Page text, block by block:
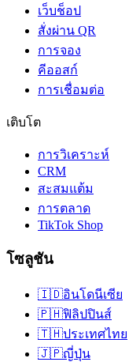
เว็บช็อป
สั่งผ่าน QR
การจอง
คีออสก์
การเชื่อมต่อ
เติบโต
การวิเคราะห์
CRM
สะสมแต้ม
การตลาด
TikTok Shop
โซลูชัน
🇮🇩อินโดนีเซีย
🇵🇭ฟิลิปปินส์
🇹🇭ประเทศไทย
🇯🇵ญี่ปุ่น